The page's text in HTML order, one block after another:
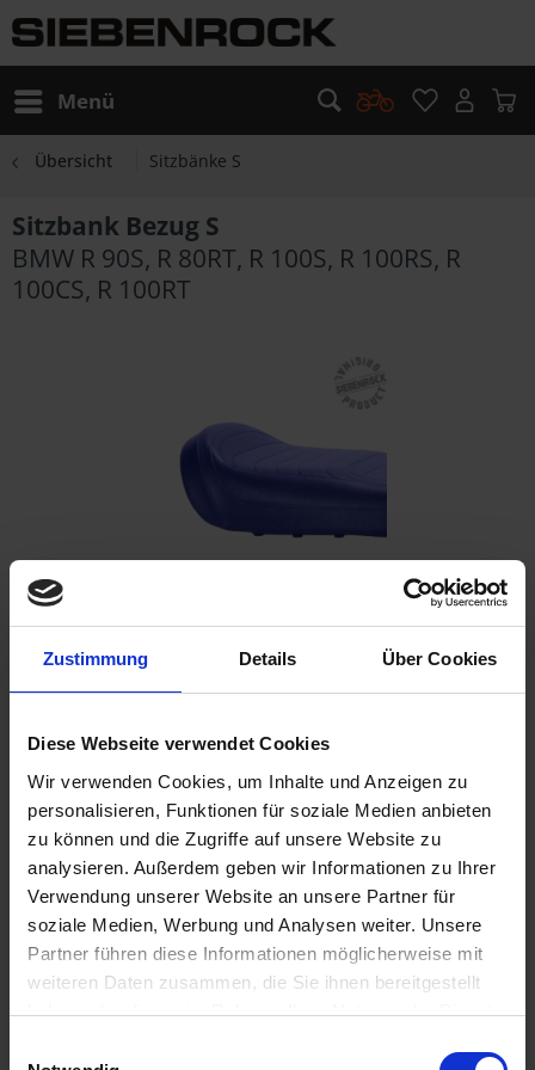
Zustimmung Details Über Cookies
Diese Webseite verwendet Cookies
Wir verwenden Cookies, um Inhalte und Anzeigen zu
personalisieren, Funktionen für soziale Medien anbieten
zu können und die Zugriffe auf unsere Website zu
analysieren. Außerdem geben wir Informationen zu Ihrer
Verwendung unserer Website an unsere Partner für
soziale Medien, Werbung und Analysen weiter. Unsere
Partner führen diese Informationen möglicherweise mit
weiteren Daten zusammen, die Sie ihnen bereitgestellt
haben oder die sie im Rahmen Ihrer Nutzung der Dienste
Menü
Übersicht Sitzbänke S
Sitzbank Bezug S
BMW R 90S, R 80RT, R 100S, R 100RS, R
100CS, R 100RT
Benachrichtigen Sie mich, sobald der Artikel
lieferbar ist.
Ich habe dieDatenschutzbestimmungenzur Kenntnis
genommen.
98,00 €
inkl. ges. USt.,zzgl. Versandkosten
Merken Bewerten